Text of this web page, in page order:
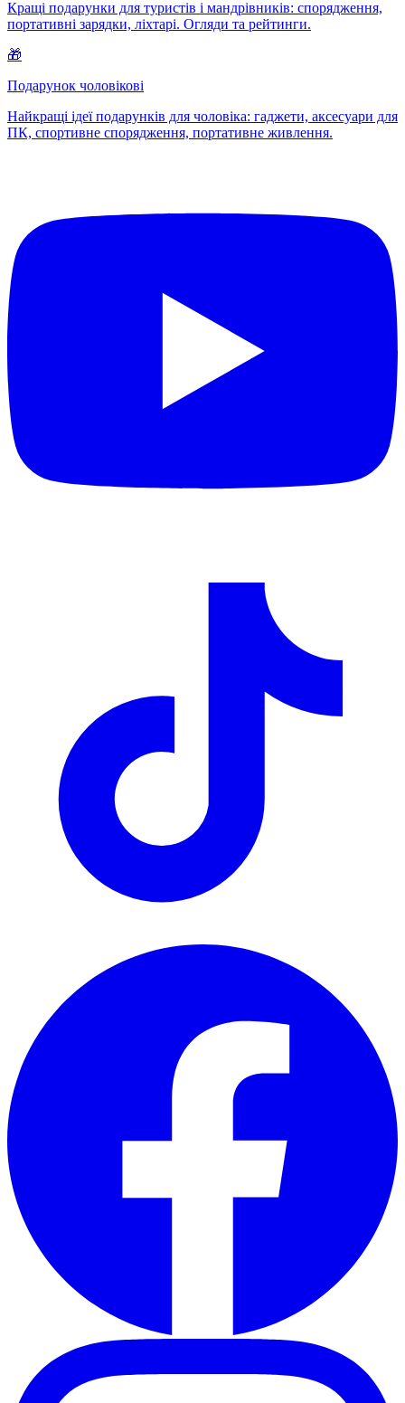
Кращі подарунки для туристів і мандрівників: спорядження,
портативні зарядки, ліхтарі. Огляди та рейтинги.
🎁
Подарунок чоловікові
Найкращі ідеї подарунків для чоловіка: гаджети, аксесуари для
ПК, спортивне спорядження, портативне живлення.